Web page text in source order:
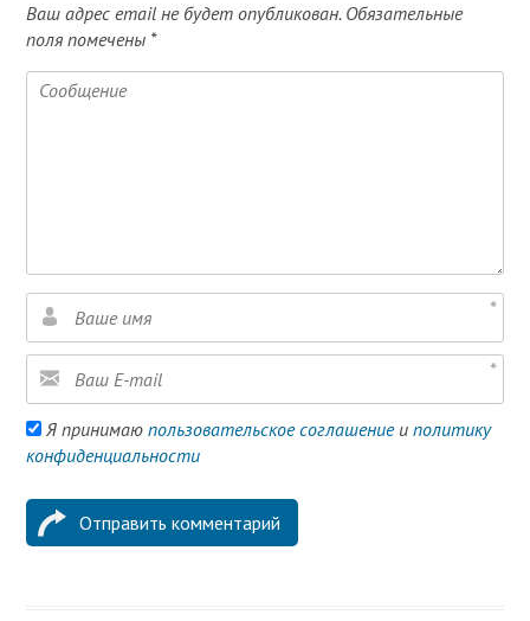
Ваш адрес email не будет опубликован. Обязательные
поля помечены *
Я принимаюпользовательское соглашениеиполитику
конфиденциальности